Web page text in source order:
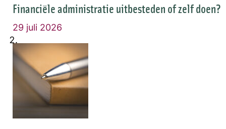
Financiële administratie uitbesteden of zelf doen?
29 juli 2026